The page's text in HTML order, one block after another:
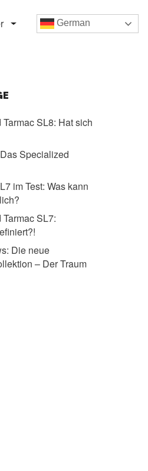
German
SL8: Hat sich
Das Specialized
im Test: Was kann
SL7:
Die neue
– Der Traum